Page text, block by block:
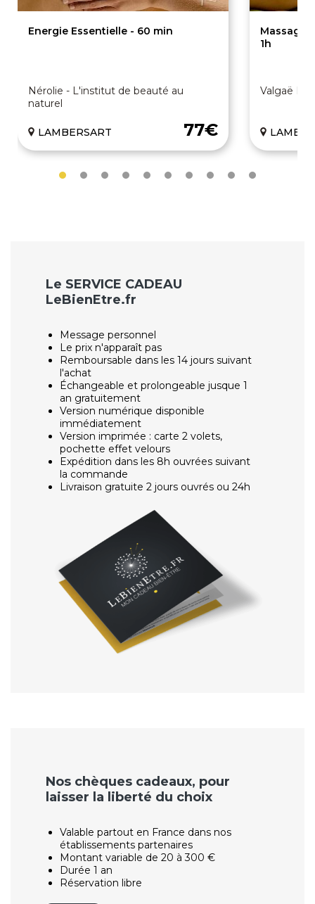
Energie Essentielle - 60 min
Nérolie - L'institut de beauté au
naturel
77€
LAMBERSART
Massage
1h
Valgaë
Le SERVICE CADEAU
LeBienEtre.fr
Message personnel
Le prix n'apparaît pas
Remboursable dans les 14 jours suivant
l'achat
Échangeable et prolongeable jusque 1
an gratuitement
Version numérique disponible
immédiatement
Version imprimée : carte 2 volets,
pochette effet velours
Expédition dans les 8h ouvrées suivant
la commande
Livraison gratuite 2 jours ouvrés ou 24h
Nos chèques cadeaux, pour
laisser la liberté du choix
Valable partout en France dans nos
établissements partenaires
Montant variable de 20 à 300 €
Durée 1 an
Réservation libre